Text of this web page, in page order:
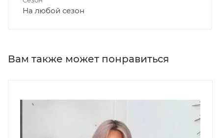
На любой сезон
Вам также может понравиться